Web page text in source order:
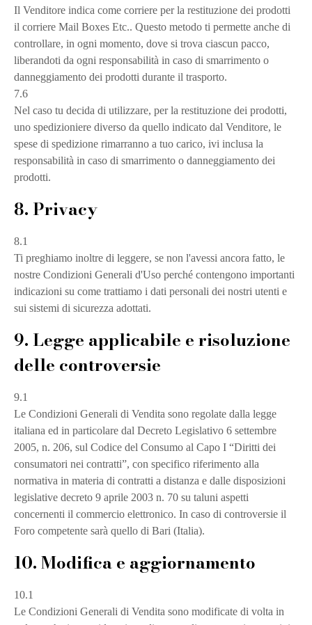
Il Venditore indica come corriere per la restituzione dei prodotti
il corriere Mail Boxes Etc.. Questo metodo ti permette anche di
controllare, in ogni momento, dove si trova ciascun pacco,
liberandoti da ogni responsabilità in caso di smarrimento o
danneggiamento dei prodotti durante il trasporto.
7.6
Nel caso tu decida di utilizzare, per la restituzione dei prodotti,
uno spedizioniere diverso da quello indicato dal Venditore, le
spese di spedizione rimarranno a tuo carico, ivi inclusa la
responsabilità in caso di smarrimento o danneggiamento dei
prodotti.
8. Privacy
8.1
Ti preghiamo inoltre di leggere, se non l'avessi ancora fatto, le
nostre Condizioni Generali d'Uso perché contengono importanti
indicazioni su come trattiamo i dati personali dei nostri utenti e
sui sistemi di sicurezza adottati.
9. Legge applicabile e risoluzione
delle controversie
9.1
Le Condizioni Generali di Vendita sono regolate dalla legge
italiana ed in particolare dal Decreto Legislativo 6 settembre
2005, n. 206, sul Codice del Consumo al Capo I “Diritti dei
consumatori nei contratti”, con specifico riferimento alla
normativa in materia di contratti a distanza e dalle disposizioni
legislative decreto 9 aprile 2003 n. 70 su taluni aspetti
concernenti il commercio elettronico. In caso di controversie il
Foro competente sarà quello di Bari (Italia).
10. Modifica e aggiornamento
10.1
Le Condizioni Generali di Vendita sono modificate di volta in